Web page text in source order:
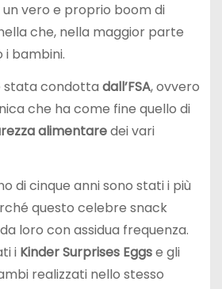
vero e proprio boom di
che, nella maggior parte
i bambini.
stata condotta dall’FSA, ovvero
che ha come fine quello di
alimentaredei vari
di cinque anni sono stati i più
questo celebre snack
loro con assidua frequenza.
i Kinder Surprises Eggse gli
realizzati nello stesso